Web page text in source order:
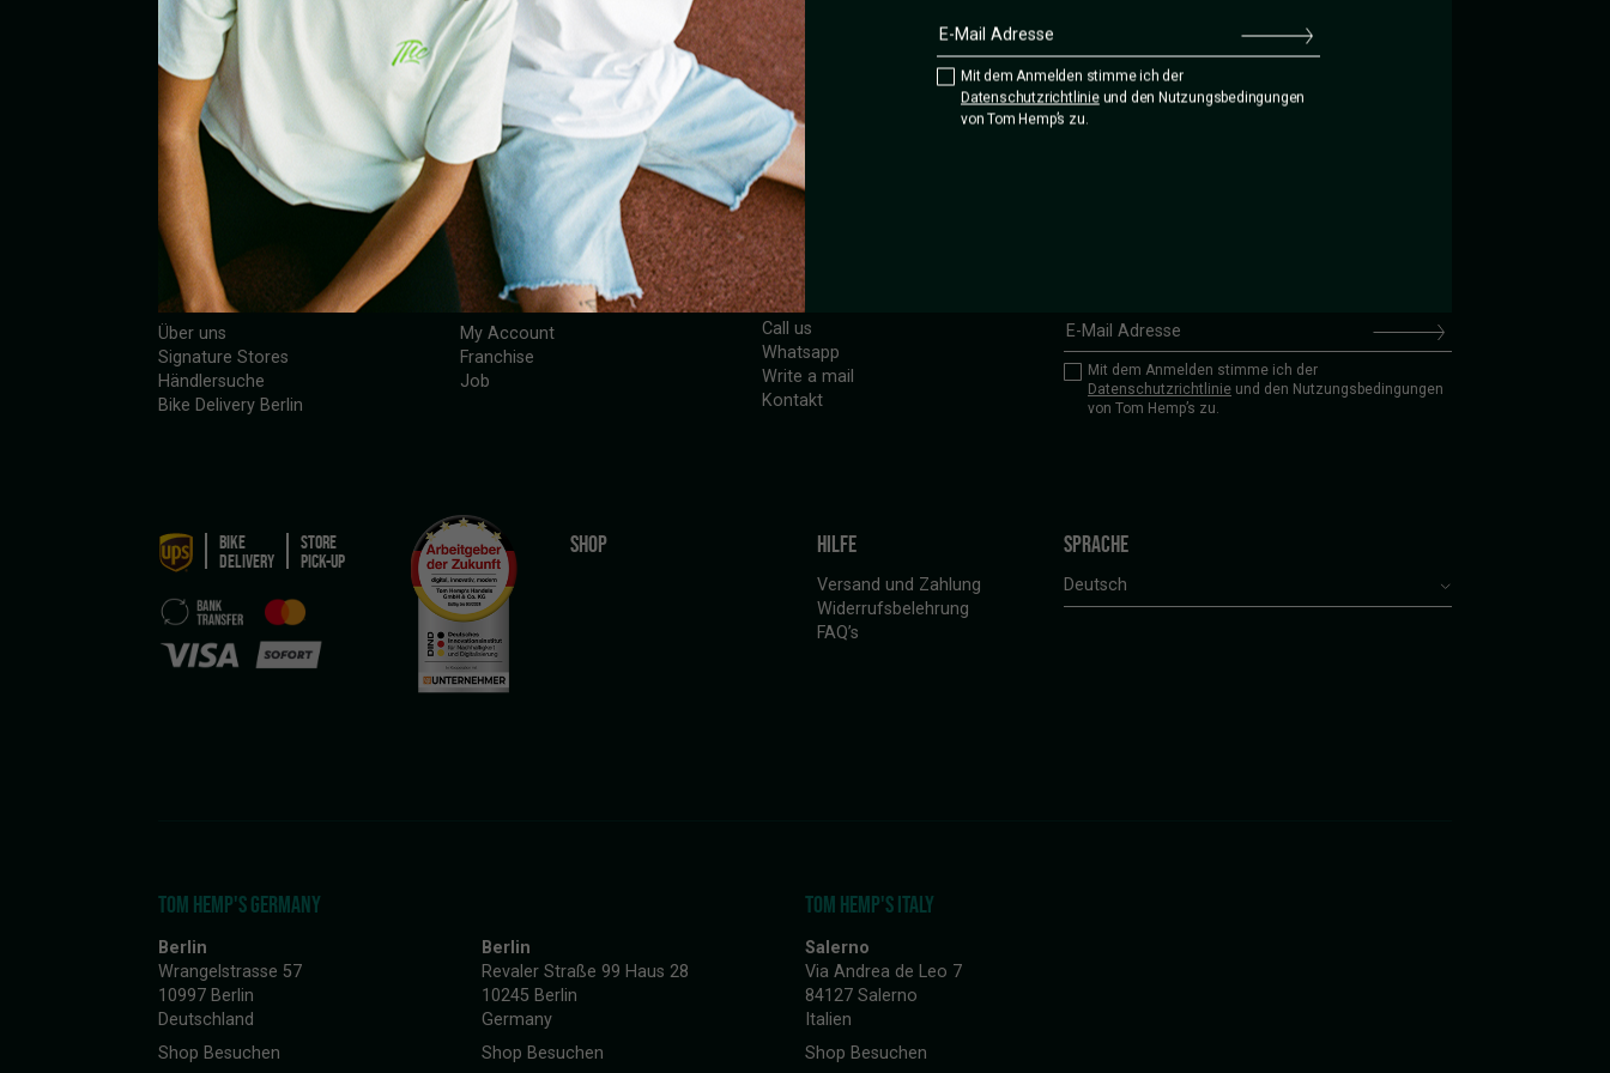
Zahlungsmöglichkeiten:
Echtzeitüberweisung, Barzahlung, EC Kartenzahlung bei Übergabe der
Bestellung.
TOM HEMP'S
Über uns
Signature Stores
Händlersuche
Bike Delivery Berlin
My Account
Franchise
Job
KONTAKTIERE UNS
Call us
Whatsapp
Write a mail
Kontakt
Mit dem Anmelden stimme ich der
Datenschutzrichtlinie und den Nutzungsbedingungen
von Tom Hemp’s zu.
BIKE
DELIVERY
STORE
PICK-UP
SHOP HILFE
Versand und Zahlung
Widerrufsbelehrung
FAQ’s
SPRACHE
Deutsch
TOM HEMP'S GERMANY
Berlin
Wrangelstrasse 57
10997 Berlin
Deutschland
Shop Besuchen
Berlin
Revaler Straße 99 Haus 28
10245 Berlin
Germany
Shop Besuchen
TOM HEMP'S ITALY
Salerno
Via Andrea de Leo 7
84127 Salerno
Italien
Shop Besuchen
Mit dem Anmelden stimme ich der
Datenschutzrichtlinieund den Nutzungsbedingungen
von Tom Hemp’s zu.